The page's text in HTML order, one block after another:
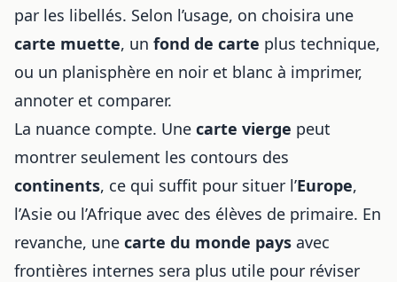
par les libellés. Selon l’usage, on choisira une
carte muette, un fond de carte plus technique,
ou un planisphère en noir et blanc à imprimer,
annoter et comparer.
La nuance compte. Une carte vierge peut
montrer seulement les contours des
continents, ce qui suffit pour situer l’Europe,
l’Asie ou l’Afrique avec des élèves de primaire. En
revanche, une carte du monde pays avec
frontières internes sera plus utile pour réviser